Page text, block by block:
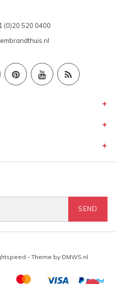
(0)20 520 0400
SEND
- Theme by DMWS.nl